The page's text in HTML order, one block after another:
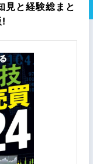
見と経験総まと
!